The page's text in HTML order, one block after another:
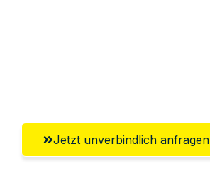
Jetzt unverbindlich anfragen